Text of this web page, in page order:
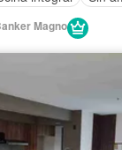
Magno